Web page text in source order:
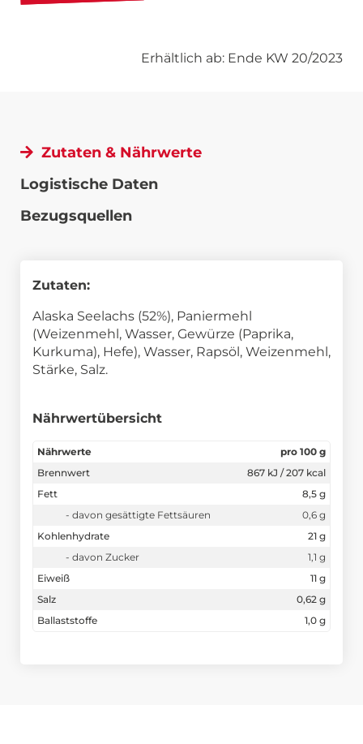
Erhältlich ab: Ende KW 20/2023
Zutaten & Nährwerte
Logistische Daten
Bezugsquellen
Zutaten:
Alaska Seelachs (52%), Paniermehl
(Weizenmehl, Wasser, Gewürze (Paprika,
Kurkuma), Hefe), Wasser, Rapsöl, Weizenmehl,
Stärke, Salz.
Nährwertübersicht
Nährwerte
pro 100 g
Brennwert
867 kJ / 207 kcal
Fett
8,5 g
- davon gesättigte Fettsäuren
0,6 g
Kohlenhydrate
21 g
- davon Zucker
1,1 g
Eiweiß
11 g
Salz
0,62 g
Ballaststoffe
1,0 g